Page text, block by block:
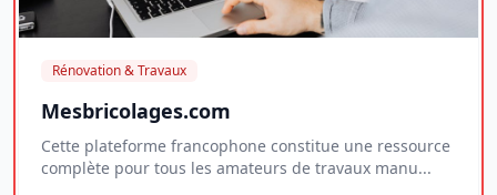
Rénovation & Travaux
Mesbricolages.com
Cette plateforme francophone constitue une ressource
complète pour tous les amateurs de travaux manu...